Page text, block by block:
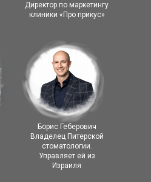
Борис Геберович
Владелец Питерской
стоматологии.
Управляет ей из
Израиля
Директор по маркетингу
клиники «Про прикус»